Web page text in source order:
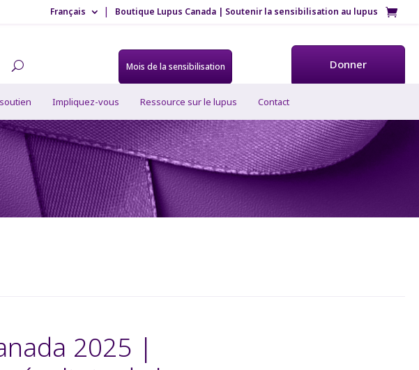
Français Boutique Lupus Canada | Soutenir la sensibilisation au lupus
Mois de la sensibilisation Donner
Impliquez-vous Ressource sur le lupus Contact
2025 |